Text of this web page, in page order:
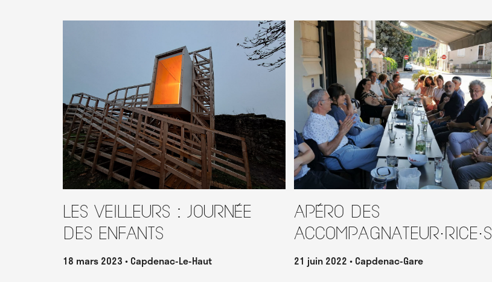
Les Veilleurs : journée
des enfants
18 mars 2023 Capdenac-Le-Haut
Apéro des
accompagnateur·rice·s
21 juin 2022 Capdenac-Gare